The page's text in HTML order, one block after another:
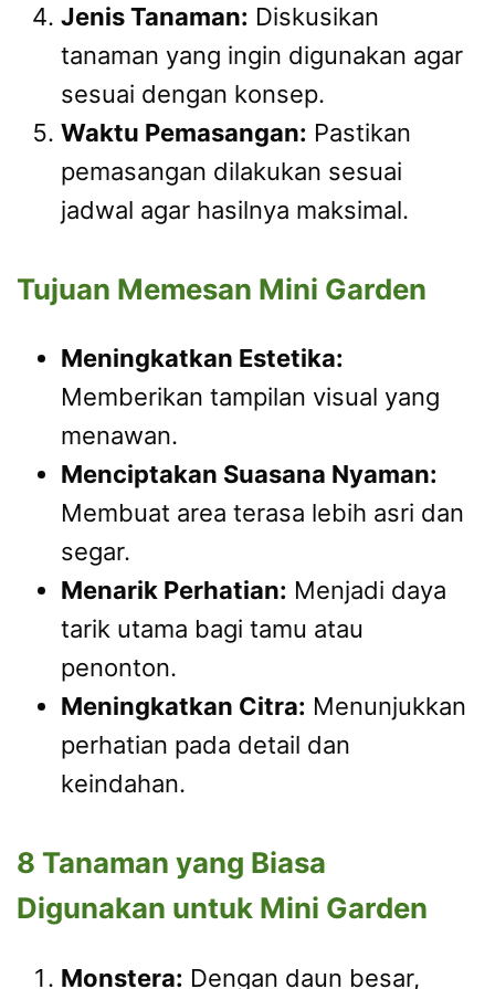
Jenis Tanaman: Diskusikan
tanaman yang ingin digunakan agar
sesuai dengan konsep.
Waktu Pemasangan: Pastikan
pemasangan dilakukan sesuai
jadwal agar hasilnya maksimal.
Tujuan Memesan Mini Garden
Meningkatkan Estetika:
Memberikan tampilan visual yang
menawan.
Menciptakan Suasana Nyaman:
Membuat area terasa lebih asri dan
segar.
Menarik Perhatian: Menjadi daya
tarik utama bagi tamu atau
penonton.
Meningkatkan Citra: Menunjukkan
perhatian pada detail dan
keindahan.
8 Tanaman yang Biasa
Digunakan untuk Mini Garden
Monstera: Dengan daun besar,